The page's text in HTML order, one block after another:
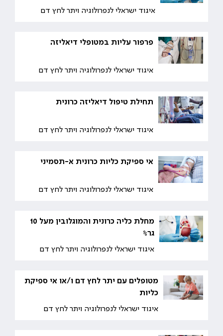
איגוד ישראלי לנפרולוגיה ויתר לחץ דם
פרפור עליות במטופלי דיאליזה
איגוד ישראלי לנפרולוגיה ויתר לחץ דם
תחילת טיפול דיאליזה כרונית
איגוד ישראלי לנפרולוגיה ויתר לחץ דם
אי ספיקת כליות כרונית א-תסמיני
איגוד ישראלי לנפרולוגיה ויתר לחץ דם
מחלת כליה כרונית והמוגלובין מעל 10
גר%
איגוד ישראלי לנפרולוגיה ויתר לחץ דם
מטופלים עם יתר לחץ דם ו/או אי ספיקת
כליות
איגוד ישראלי לנפרולוגיה ויתר לחץ דם